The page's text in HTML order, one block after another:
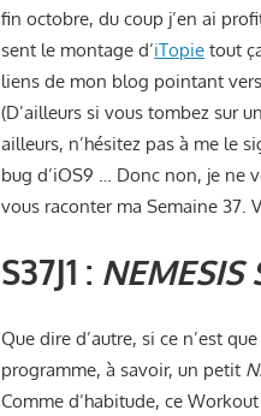
fin octobre, du coup j’en ai
sent le montage d’iTopie tout
liens de mon blog pointant
(D’ailleurs si vous tombez sur
ailleurs, n’hésitez pas à me le
bug d’iOS9 … Donc non, je ne
vous raconter ma Semaine 37.
S37J1 :
Que dire d’autre, si ce n’est
programme, à savoir, un petit
Comme d’habitude, ce